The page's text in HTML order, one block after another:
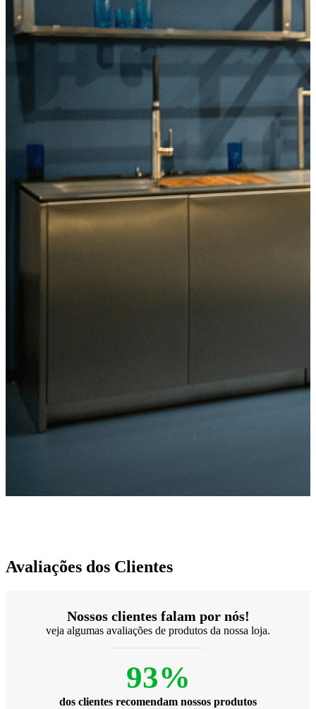
Avaliações dos Clientes
Nossos clientes falam por nós!
veja algumas avaliações de produtos da nossa loja.
93%
dos clientes recomendam nossos produtos